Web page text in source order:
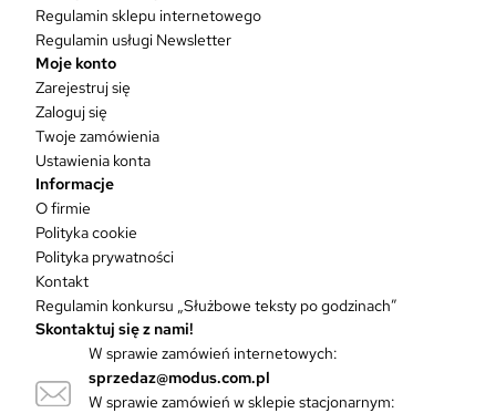
Regulamin sklepu internetowego
Regulamin usługi Newsletter
Moje konto
Zarejestruj się
Zaloguj się
Twoje zamówienia
Ustawienia konta
Informacje
O firmie
Polityka cookie
Polityka prywatności
Kontakt
Regulamin konkursu „Służbowe teksty po godzinach”
Skontaktuj się z nami!
W sprawie zamówień internetowych:
sprzedaz@modus.com.pl
W sprawie zamówień w sklepie stacjonarnym: